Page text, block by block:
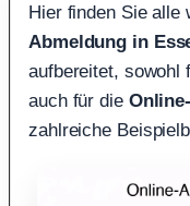
Hier finden Sie alle
Abmeldung in
aufbereitet, sowohl
auch für die
zahlreiche